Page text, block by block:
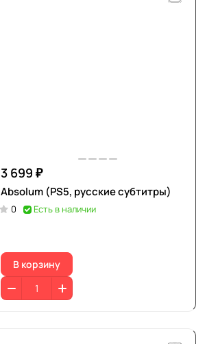
3 699 ₽
Absolum (PS5, русские субтитры)
0 Есть в наличии
В корзину